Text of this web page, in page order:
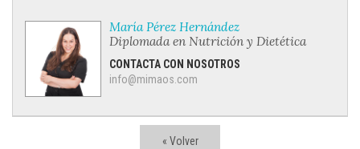
« Volver
María Pérez Hernández
Diplomada en Nutrición y Dietética
CONTACTA CON NOSOTROS
info@mimaos.com